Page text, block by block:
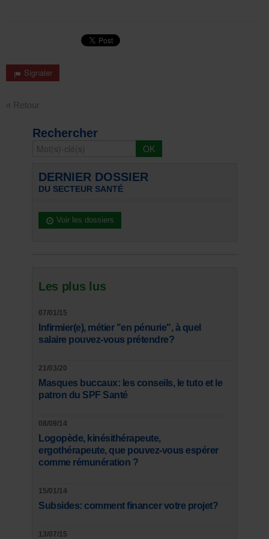
Signaler
« Retour
Rechercher
DERNIER DOSSIER
DU SECTEUR SANTÉ
Voir les dossiers
Les plus lus
07/01/15
Infirmier(e), métier "en pénurie", à quel
salaire pouvez-vous prétendre?
21/03/20
Masques buccaux: les conseils, le tuto et le
patron du SPF Santé
08/09/14
Logopède, kinésithérapeute,
ergothérapeute, que pouvez-vous espérer
comme rémunération ?
15/01/14
Subsides: comment financer votre projet?
13/07/15